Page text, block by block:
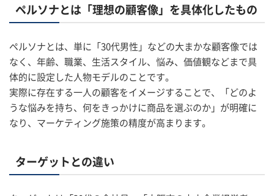
ペルソナとは「理想の顧客像」を具体化したもの
ペルソナとは、単に「30代男性」などの大まかな顧客像では
なく、年齢、職業、生活スタイル、悩み、価値観などまで具
体的に設定した人物モデルのことです。
実際に存在する一人の顧客をイメージすることで、「どのよ
うな悩みを持ち、何をきっかけに商品を選ぶのか」が明確に
なり、マーケティング施策の精度が高まります。
ターゲットとの違い